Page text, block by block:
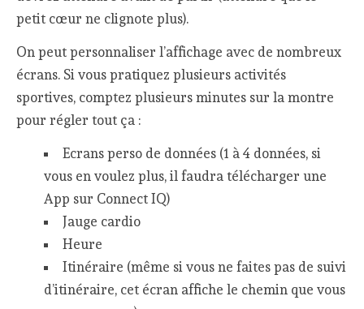
petit cœur ne clignote plus).
On peut personnaliser l’affichage avec de nombreux
écrans. Si vous pratiquez plusieurs activités
sportives, comptez plusieurs minutes sur la montre
pour régler tout ça :
Ecrans perso de données (1 à 4 données, si
vous en voulez plus, il faudra télécharger une
App sur Connect IQ)
Jauge cardio
Heure
Itinéraire (même si vous ne faites pas de suivi
d’itinéraire, cet écran affiche le chemin que vous